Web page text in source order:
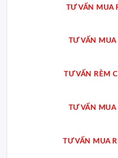
TƯ VẤN MUA
TƯ VẤN MUA
TƯ VẤN RÈM
TƯ VẤN MUA
TƯ VẤN MUA